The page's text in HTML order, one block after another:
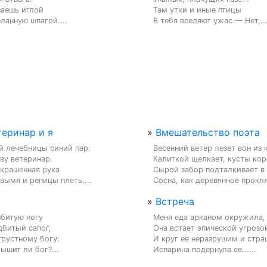
иглой
шпагой....
Там утки и иные птицы
В тебя вселяют ужас.— Нет,...
и я
лечебницы синий пар.
ветеринар.
рука
и репицы плеть,...
» Вмешательство поэта
Весенний ветер лезет вон из
Калиткой щелкает, кусты
Сырой забор подталкивает в
Сосна, как деревянное
ногу
сапог,
богу:
ли бог?...
» Встреча
Меня еда арканом окружила,
Она встает эпической
И круг ее неразрушим и
Испарина подернула ее......